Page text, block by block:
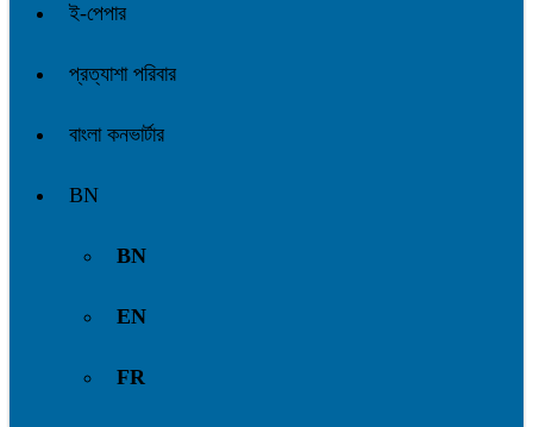
ই-পেপার
প্রত্যাশা পরিবার
বাংলা কনভার্টার
BN
BN
EN
FR